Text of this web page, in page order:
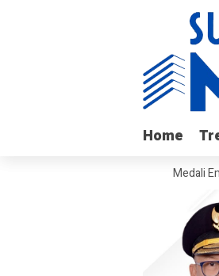
Home
Home
Silat Academy Borong Medali Emas di